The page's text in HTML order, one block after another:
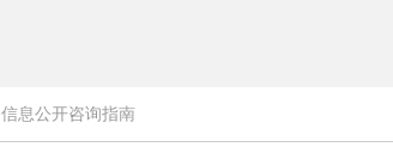
信息公开咨询指南